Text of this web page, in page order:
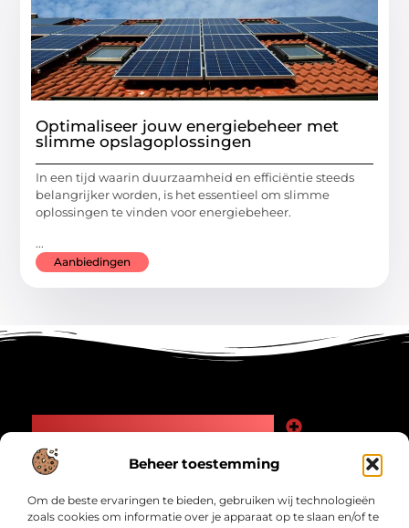
Beheer toestemming
Om de beste ervaringen te bieden, gebruiken wij technologieën
zoals cookies om informatie over je apparaat op te slaan en/of te
Optimaliseer jouw energiebeheer met
slimme opslagoplossingen
In een tijd waarin duurzaamheid en efficiëntie steeds
belangrijker worden, is het essentieel om slimme
oplossingen te vinden voor energiebeheer.
...
Aanbiedingen
Bericht categorie